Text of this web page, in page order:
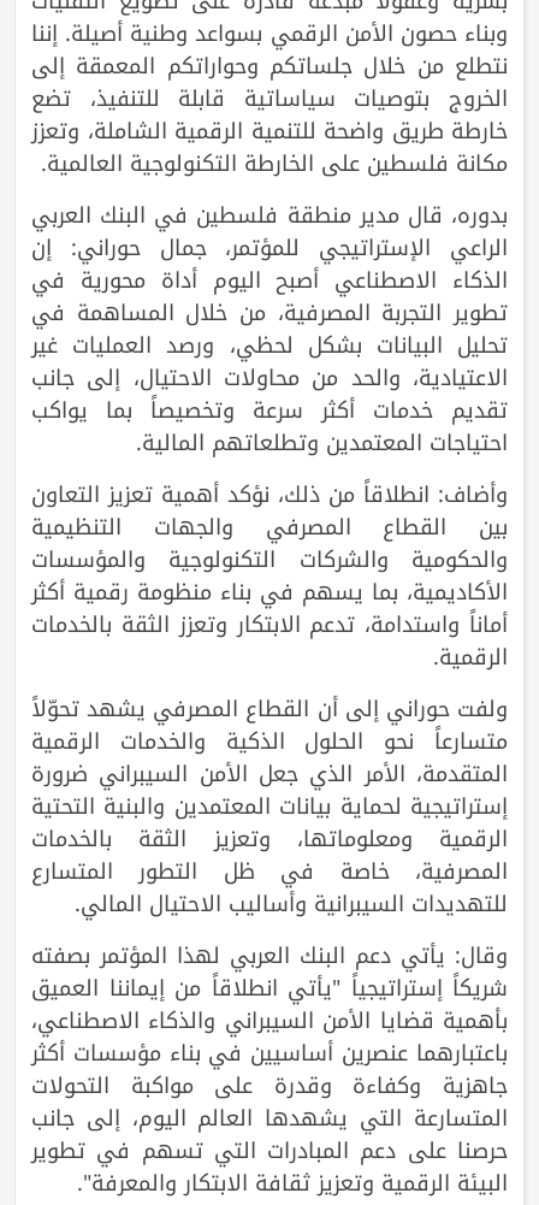
وبناء حصون الأمن الرقمي بسواعد وطنية أصيلة. إننا
نتطلع من خلال جلساتكم وحواراتكم المعمقة إلى
الخروج بتوصيات سياساتية قابلة للتنفيذ، تضع
خارطة طريق واضحة للتنمية الرقمية الشاملة، وتعزز
مكانة فلسطين على الخارطة التكنولوجية العالمية.
بدوره، قال مدير منطقة فلسطين في البنك العربي
الراعي الإستراتيجي للمؤتمر، جمال حوراني: إن
الذكاء الاصطناعي أصبح اليوم أداة محورية في
تطوير التجربة المصرفية، من خلال المساهمة في
تحليل البيانات بشكل لحظي، ورصد العمليات غير
الاعتيادية، والحد من محاولات الاحتيال، إلى جانب
تقديم خدمات أكثر سرعة وتخصيصاً بما يواكب
احتياجات المعتمدين وتطلعاتهم المالية.
وأضاف: انطلاقاً من ذلك، نؤكد أهمية تعزيز التعاون
بين القطاع المصرفي والجهات التنظيمية
والحكومية والشركات التكنولوجية والمؤسسات
الأكاديمية، بما يسهم في بناء منظومة رقمية أكثر
أماناً واستدامة، تدعم الابتكار وتعزز الثقة بالخدمات
الرقمية.
ولفت حوراني إلى أن القطاع المصرفي يشهد تحوّلاً
متسارعاً نحو الحلول الذكية والخدمات الرقمية
المتقدمة، الأمر الذي جعل الأمن السيبراني ضرورة
إستراتيجية لحماية بيانات المعتمدين والبنية التحتية
الرقمية ومعلوماتها، وتعزيز الثقة بالخدمات
المصرفية، خاصة في ظل التطور المتسارع
للتهديدات السيبرانية وأساليب الاحتيال المالي.
وقال: يأتي دعم البنك العربي لهذا المؤتمر بصفته
شريكاً إستراتيجياً "يأتي انطلاقاً من إيماننا العميق
بأهمية قضايا الأمن السيبراني والذكاء الاصطناعي،
باعتبارهما عنصرين أساسيين في بناء مؤسسات أكثر
جاهزية وكفاءة وقدرة على مواكبة التحولات
المتسارعة التي يشهدها العالم اليوم، إلى جانب
حرصنا على دعم المبادرات التي تسهم في تطوير
البيئة الرقمية وتعزيز ثقافة الابتكار والمعرفة".